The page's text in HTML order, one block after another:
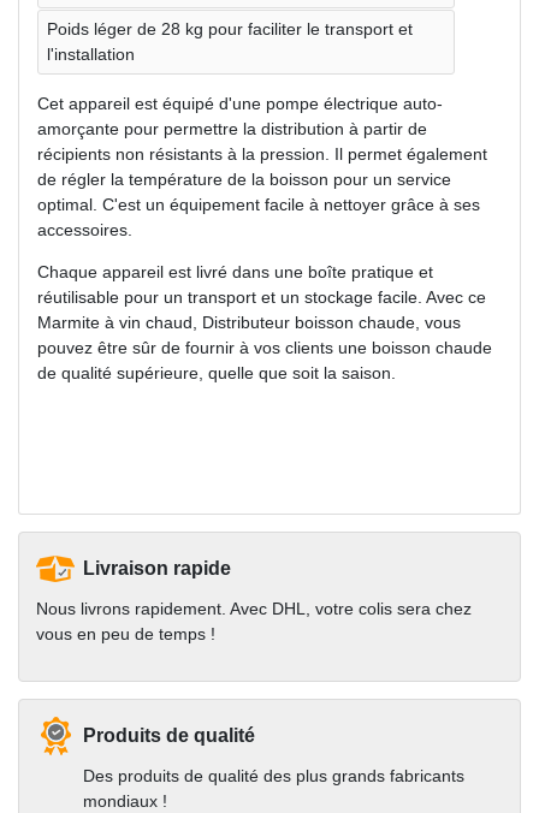
Poids léger de 28 kg pour faciliter le transport et
l'installation
Cet appareil est équipé d'une pompe électrique auto-
amorçante pour permettre la distribution à partir de
récipients non résistants à la pression. Il permet également
de régler la température de la boisson pour un service
optimal. C'est un équipement facile à nettoyer grâce à ses
accessoires.
Chaque appareil est livré dans une boîte pratique et
réutilisable pour un transport et un stockage facile. Avec ce
Marmite à vin chaud, Distributeur boisson chaude, vous
pouvez être sûr de fournir à vos clients une boisson chaude
de qualité supérieure, quelle que soit la saison.
Livraison rapide
Nous livrons rapidement. Avec DHL, votre colis sera chez
vous en peu de temps !
Produits de qualité
Des produits de qualité des plus grands fabricants
mondiaux !